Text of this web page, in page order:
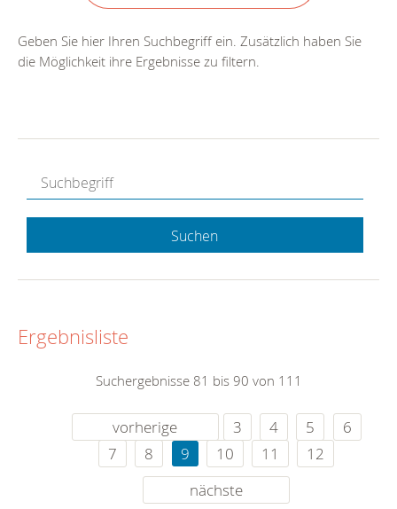
Geben Sie hier Ihren Suchbegriff ein. Zusätzlich haben Sie
die Möglichkeit ihre Ergebnisse zu filtern.
Suchen
Ergebnisliste
Suchergebnisse 81 bis 90 von 111
vorherige 3 4 5
6
7
8 9 10 11
12
nächste